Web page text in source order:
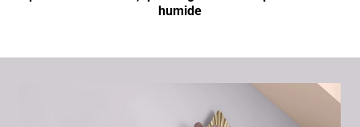
humide